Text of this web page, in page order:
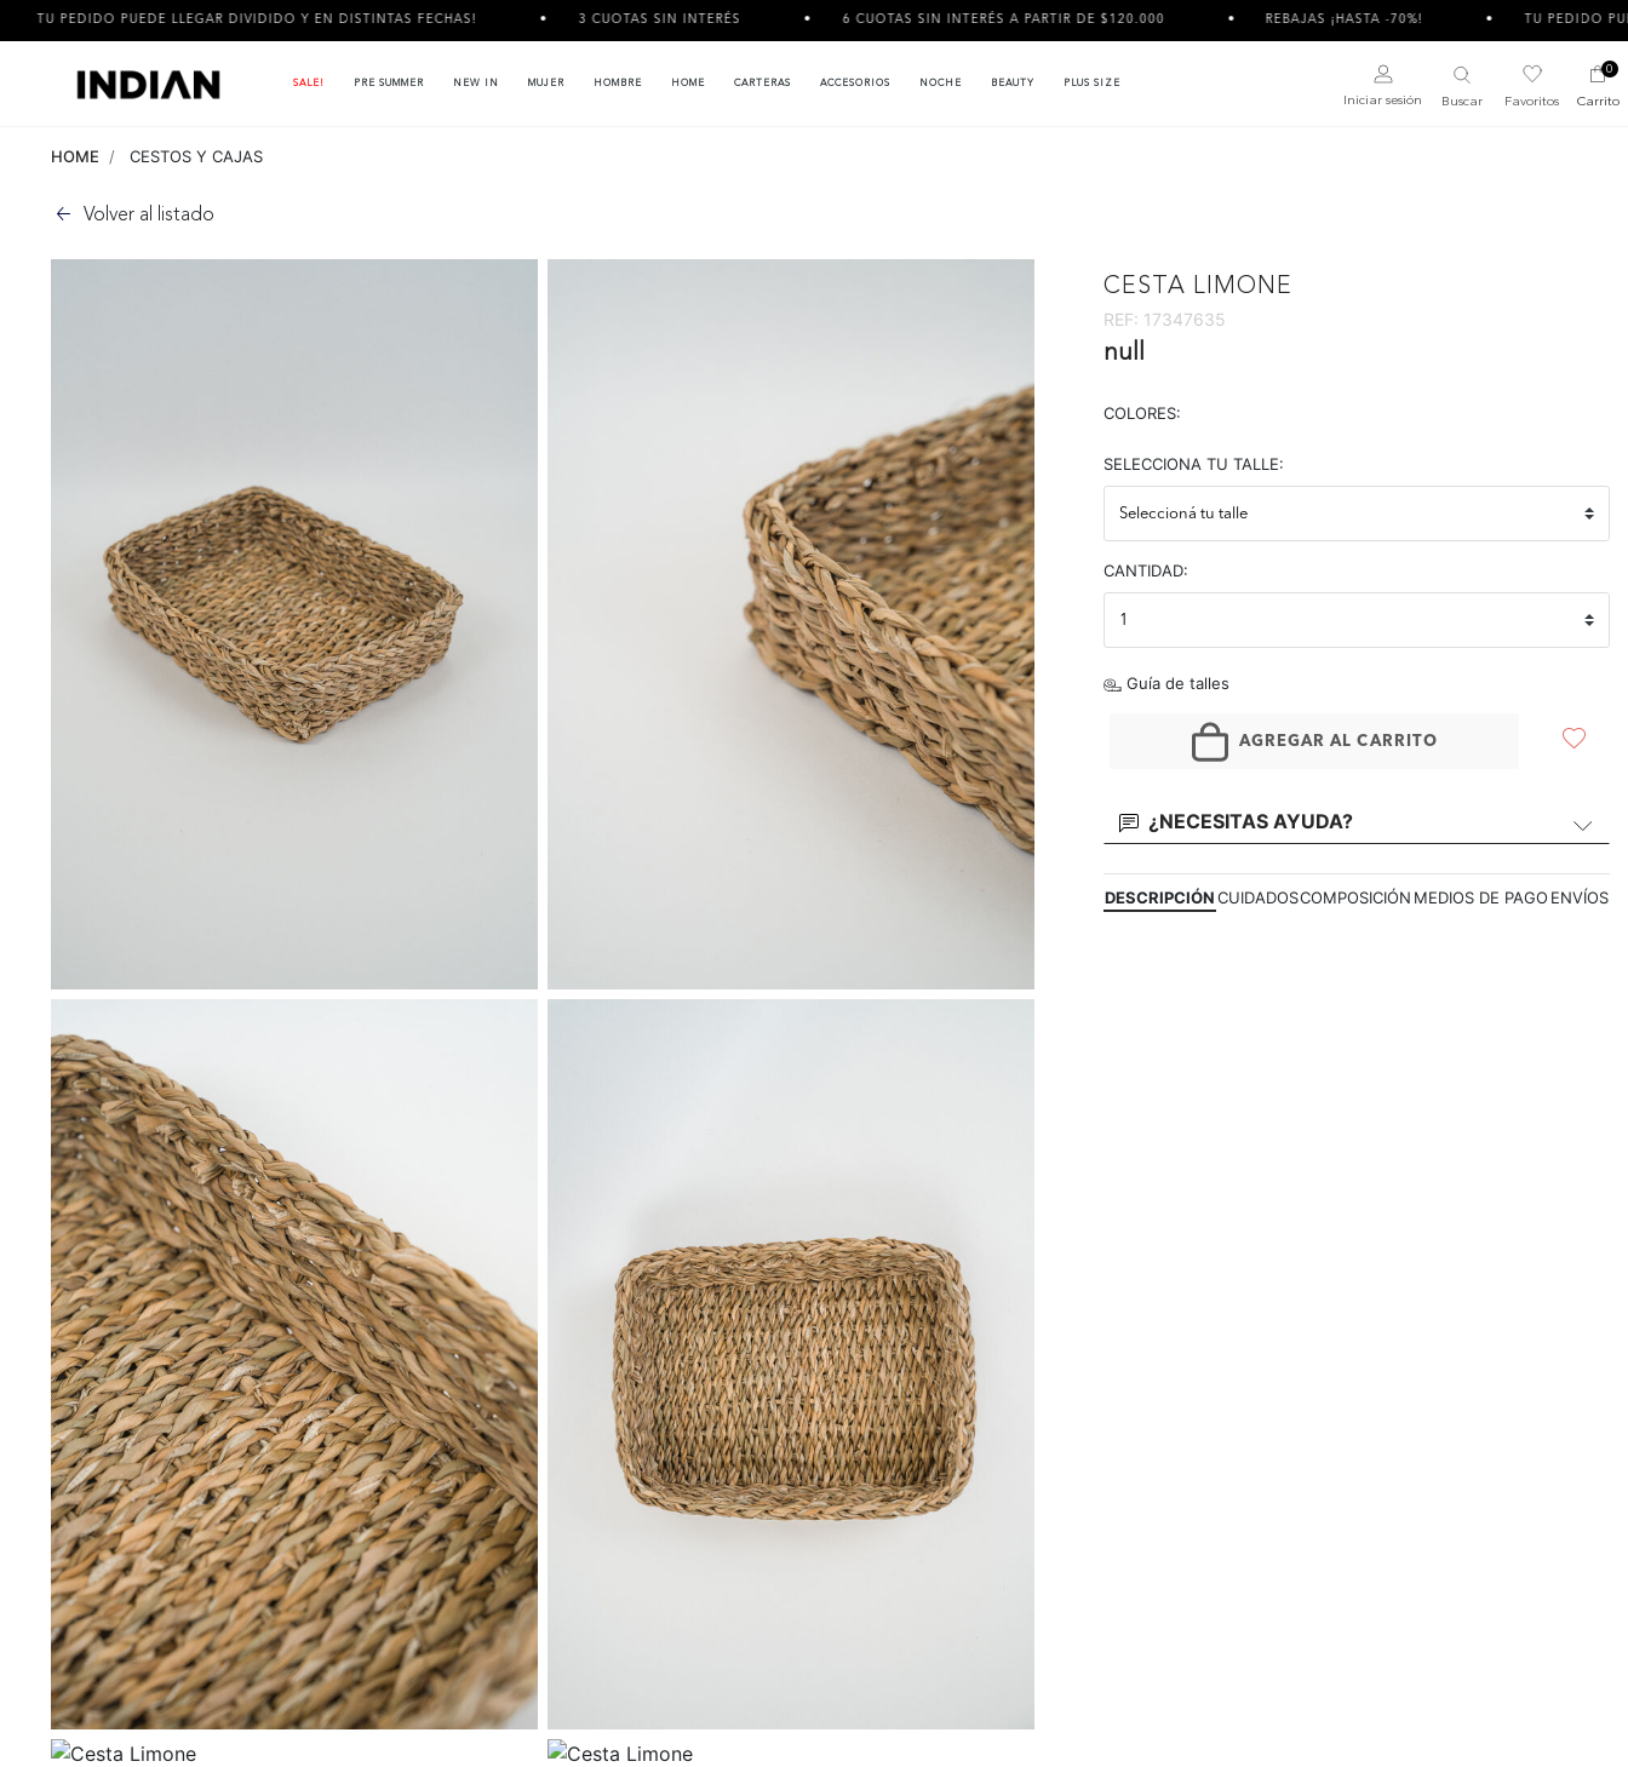
PUEDE LLEGAR DIVIDIDO Y EN DISTINTAS FECHAS! 3 CUOTAS SIN INTERÉS 6 CUOTAS SIN INTERÉS A PARTIR DE $120.000 REBAJAS ¡HASTA -70%! TU PEDIDO PUEDE
SALE! PRE SUMMER NEW IN MUJER HOMBRE HOME CARTERAS ACCESORIOS NOCHE BEAUTY PLUS SIZE
Iniciar sesión Buscar Favoritos
0
Carrito
HOME CESTOS Y CAJAS
Volver al listado
CESTA LIMONE
REF: 17347635
null
COLORES:
SELECCIONA TU TALLE:
CANTIDAD:
Guía de talles
AGREGAR AL CARRITO
¿NECESITAS AYUDA?
DESCRIPCIÓNCUIDADOSCOMPOSICIÓN MEDIOS DE PAGO ENVÍOS